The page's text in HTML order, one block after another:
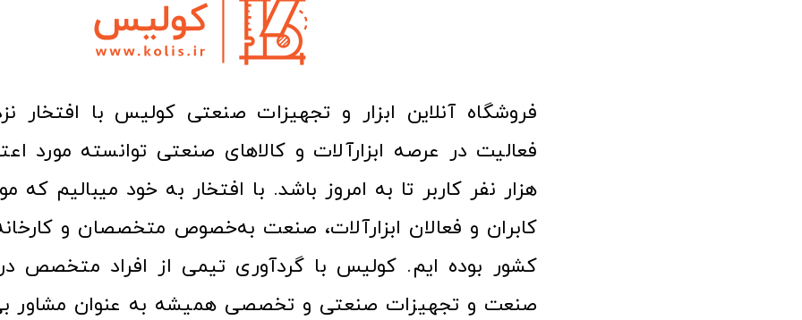
هزار نفر کاربر تا به امروز باشد. با افتخار به خود میبالیم که
کابران و فعالان ابزارآلات، صنعت به‌خصوص متخصصان و
کشور بوده ایم. کولیس با گردآوری تیمی از افراد متخصص در
صنعت و تجهیزات صنعتی و تخصصی همیشه به عنوان مشاور